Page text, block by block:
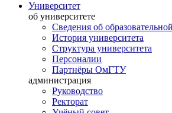
Университет
об университете
Сведения об
История университета
Структура университета
Персоналии
Партнёры ОмГТУ
администрация
Руководство
Ректорат